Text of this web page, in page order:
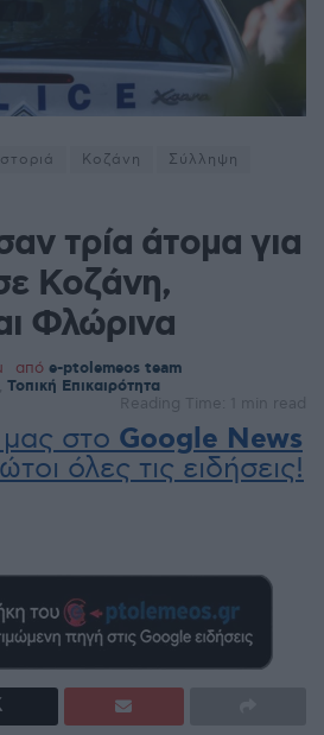
Κοζάνη
Σύλληψη
τρία άτομα για
Κοζάνη,
Φλώρινα
από e-ptolemeos team
Τοπική Επικαιρότητα
Reading Time: 1 min read
στο Google News
όλες τις ειδήσεις!